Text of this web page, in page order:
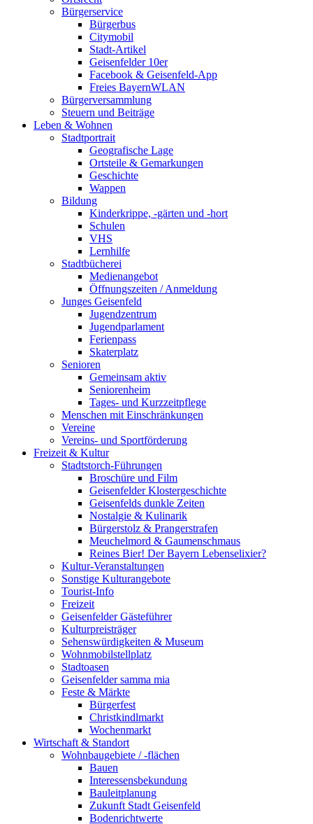
Bürgerservice
Bürgerbus
Citymobil
Stadt-Artikel
Geisenfelder 10er
Facebook & Geisenfeld-App
Freies BayernWLAN
Bürgerversammlung
Steuern und Beiträge
Leben & Wohnen
Stadtportrait
Geografische Lage
Ortsteile & Gemarkungen
Geschichte
Wappen
Bildung
Kinderkrippe, -gärten und -hort
Schulen
VHS
Lernhilfe
Stadtbücherei
Medienangebot
Öffnungszeiten / Anmeldung
Junges Geisenfeld
Jugendzentrum
Jugendparlament
Ferienpass
Skaterplatz
Senioren
Gemeinsam aktiv
Seniorenheim
Tages- und Kurzzeitpflege
Menschen mit Einschränkungen
Vereine
Vereins- und Sportförderung
Freizeit & Kultur
Stadtstorch-Führungen
Broschüre und Film
Geisenfelder Klostergeschichte
Geisenfelds dunkle Zeiten
Nostalgie & Kulinarik
Bürgerstolz & Prangerstrafen
Meuchelmord & Gaumenschmaus
Reines Bier! Der Bayern Lebenselixier?
Kultur-Veranstaltungen
Sonstige Kulturangebote
Tourist-Info
Freizeit
Geisenfelder Gästeführer
Kulturpreisträger
Sehenswürdigkeiten & Museum
Wohnmobilstellplatz
Stadtoasen
Geisenfelder samma mia
Feste & Märkte
Bürgerfest
Christkindlmarkt
Wochenmarkt
Wirtschaft & Standort
Wohnbaugebiete / -flächen
Bauen
Interessensbekundung
Bauleitplanung
Zukunft Stadt Geisenfeld
Bodenrichtwerte